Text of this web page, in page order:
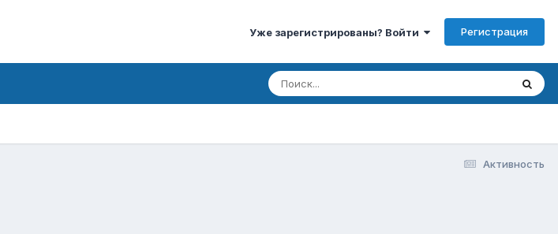
Уже зарегистрированы? Войти Регистрация
Активность